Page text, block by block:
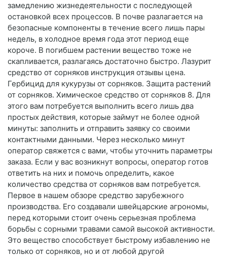
замедлению жизнедеятельности с последующей
остановкой всех процессов. В почве разлагается на
безопасные компоненты в течение всего лишь пары
недель, в холодное время года этот период еще
короче. В погибшем растении вещество тоже не
скапливается, разлагаясь достаточно быстро. Лазурит
средство от сорняков инструкция отзывы цена.
Гербицид для кукурузы от сорняков. Защита растений
от сорняков. Химическое средство от сорняков 8. Для
этого вам потребуется выполнить всего лишь два
простых действия, которые займут не более одной
минуты: заполнить и отправить заявку со своими
контактными данными. Через несколько минут
оператор свяжется с вами, чтобы уточнить параметры
заказа. Если у вас возникнут вопросы, оператор готов
ответить на них и помочь определить, какое
количество средства от сорняков вам потребуется.
Первое в нашем обзоре средство зарубежного
производства. Его создавали швейцарские агрономы,
перед которыми стоит очень серьезная проблема
борьбы с сорными травами самой высокой активности.
Это вещество способствует быстрому избавлению не
только от сорняков, но и от любой другой